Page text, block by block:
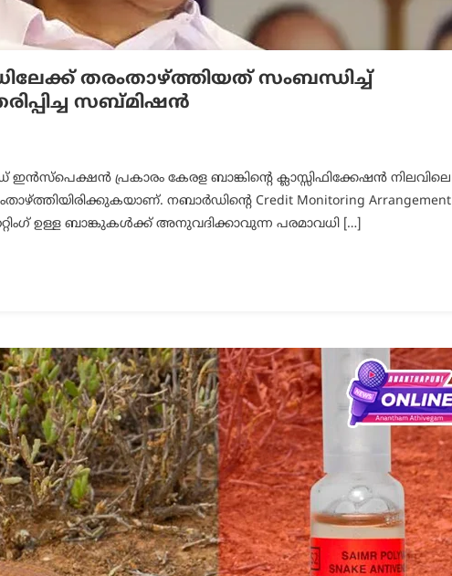
തരംതാഴ്ത്തിയത് സംബന്ധിച്ച്
സബ്മിഷന്‍
പ്രകാരം കേരള ബാങ്കിന്റെ ക്ലാസ്സിഫിക്കേഷന്‍ നിലവിലെ
നബാര്‍ഡിന്റെ Credit Monitoring Arrangement
ഉള്ള ബാങ്കുകള്‍ക്ക് അനുവദിക്കാവുന്ന പരമാവധി […]